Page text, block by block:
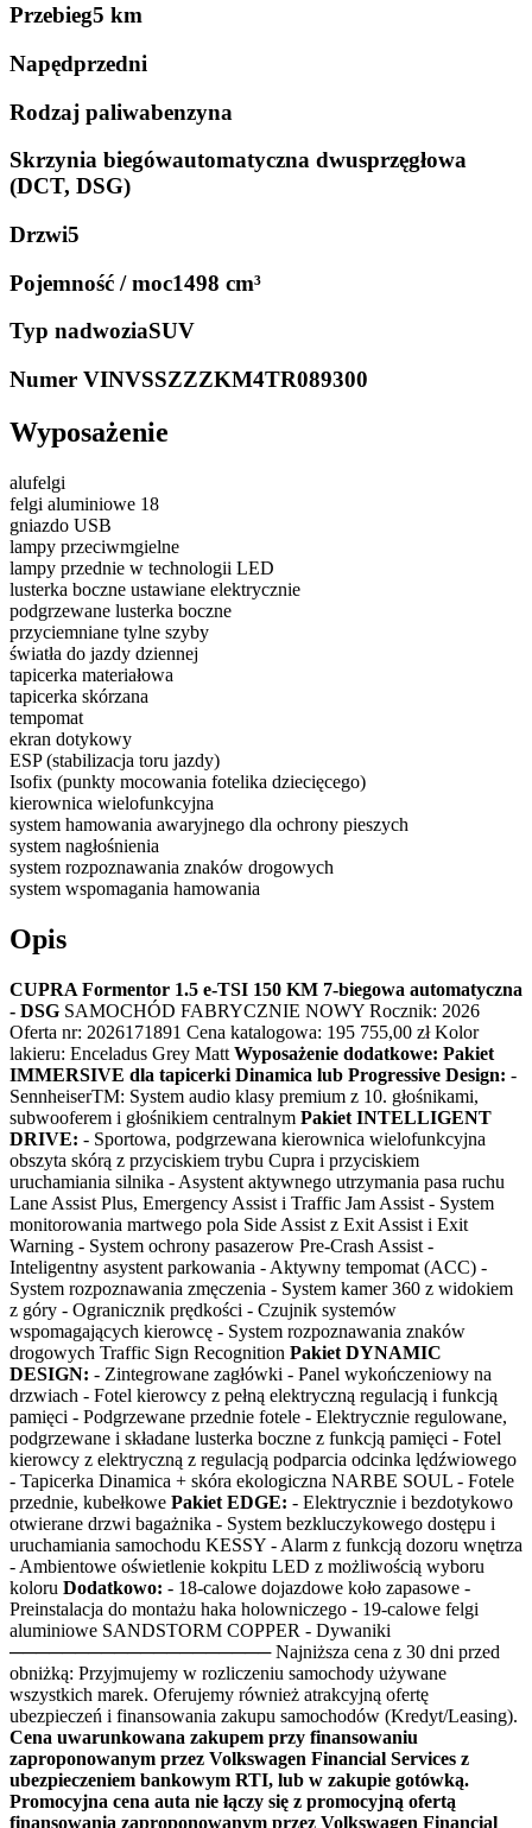
Przebieg5 km
Napędprzedni
Rodzaj paliwabenzyna
Skrzynia biegówautomatyczna dwusprzęgłowa
(DCT, DSG)
Drzwi5
Pojemność / moc1498 cm³
Typ nadwoziaSUV
Numer VINVSSZZZKM4TR089300
Wyposażenie
alufelgi
felgi aluminiowe 18
gniazdo USB
lampy przeciwmgielne
lampy przednie w technologii LED
lusterka boczne ustawiane elektrycznie
podgrzewane lusterka boczne
przyciemniane tylne szyby
światła do jazdy dziennej
tapicerka materiałowa
tapicerka skórzana
tempomat
ekran dotykowy
ESP (stabilizacja toru jazdy)
Isofix (punkty mocowania fotelika dziecięcego)
kierownica wielofunkcyjna
system hamowania awaryjnego dla ochrony pieszych
system nagłośnienia
system rozpoznawania znaków drogowych
system wspomagania hamowania
Opis
CUPRA Formentor 1.5 e-TSI 150 KM 7-biegowa automatyczna
- DSG SAMOCHÓD FABRYCZNIE NOWY Rocznik: 2026
Oferta nr: 2026171891 Cena katalogowa: 195 755,00 zł Kolor
lakieru: Enceladus Grey Matt Wyposażenie dodatkowe: Pakiet
IMMERSIVE dla tapicerki Dinamica lub Progressive Design: -
SennheiserTM: System audio klasy premium z 10. głośnikami,
subwooferem i głośnikiem centralnym Pakiet INTELLIGENT
DRIVE: - Sportowa, podgrzewana kierownica wielofunkcyjna
obszyta skórą z przyciskiem trybu Cupra i przyciskiem
uruchamiania silnika - Asystent aktywnego utrzymania pasa ruchu
Lane Assist Plus, Emergency Assist i Traffic Jam Assist - System
monitorowania martwego pola Side Assist z Exit Assist i Exit
Warning - System ochrony pasazerow Pre-Crash Assist -
Inteligentny asystent parkowania - Aktywny tempomat (ACC) -
System rozpoznawania zmęczenia - System kamer 360 z widokiem
z góry - Ogranicznik prędkości - Czujnik systemów
wspomagających kierowcę - System rozpoznawania znaków
drogowych Traffic Sign Recognition Pakiet DYNAMIC
DESIGN: - Zintegrowane zagłówki - Panel wykończeniowy na
drzwiach - Fotel kierowcy z pełną elektryczną regulacją i funkcją
pamięci - Podgrzewane przednie fotele - Elektrycznie regulowane,
podgrzewane i składane lusterka boczne z funkcją pamięci - Fotel
kierowcy z elektryczną z regulacją podparcia odcinka lędźwiowego
- Tapicerka Dinamica + skóra ekologiczna NARBE SOUL - Fotele
przednie, kubełkowe Pakiet EDGE: - Elektrycznie i bezdotykowo
otwierane drzwi bagażnika - System bezkluczykowego dostępu i
uruchamiania samochodu KESSY - Alarm z funkcją dozoru wnętrza
- Ambientowe oświetlenie kokpitu LED z możliwością wyboru
koloru Dodatkowo: - 18-calowe dojazdowe koło zapasowe -
Preinstalacja do montażu haka holowniczego - 19-calowe felgi
aluminiowe SANDSTORM COPPER - Dywaniki
──────────────────── Najniższa cena z 30 dni przed
obniżką: Przyjmujemy w rozliczeniu samochody używane
wszystkich marek. Oferujemy również atrakcyjną ofertę
ubezpieczeń i finansowania zakupu samochodów (Kredyt/Leasing).
Cena uwarunkowana zakupem przy finansowaniu
zaproponowanym przez Volkswagen Financial Services z
ubezpieczeniem bankowym RTI, lub w zakupie gotówką.
Promocyjna cena auta nie łączy się z promocyjną ofertą
finansowania zaproponowanym przez Volkswagen Financial